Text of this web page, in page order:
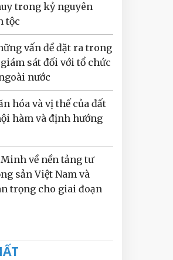
trong kỷ nguyên
tộc
vấn đề đặt ra trong
sát đối với tổ chức
nước
hóa và vị thế của đất
hàm và định hướng
về nền tảng tư
sản Việt Nam và
trọng cho giai đoạn